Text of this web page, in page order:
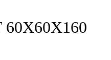
60X60X160